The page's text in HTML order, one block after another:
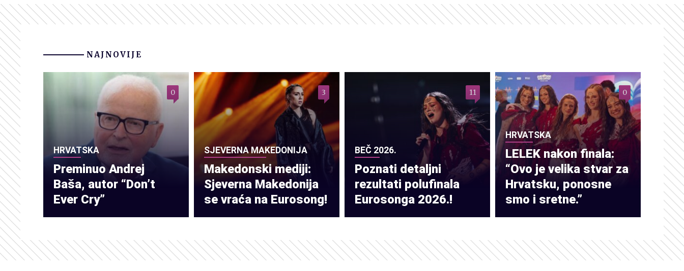
NAJNOVIJE
HRVATSKA
Preminuo Andrej
Baša, autor “Don’t
Ever Cry”
0
SJEVERNA MAKEDONIJA
Makedonski mediji:
Sjeverna Makedonija
se vraća na Eurosong!
3
BEČ 2026.
Poznati detaljni
rezultati polufinala
Eurosonga 2026.!
11
HRVATSKA
LELEK nakon finala:
“Ovo je velika stvar za
Hrvatsku, ponosne
smo i sretne.”
0